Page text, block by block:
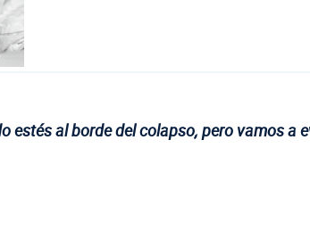
al borde del colapso, pero vamos a